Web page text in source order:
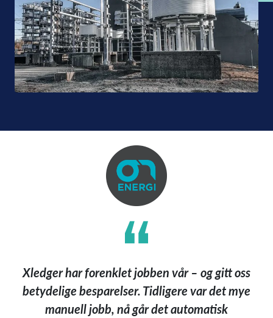
Xledger har forenklet jobben vår – og gitt oss
betydelige besparelser. Tidligere var det mye
manuell jobb, nå går det automatisk